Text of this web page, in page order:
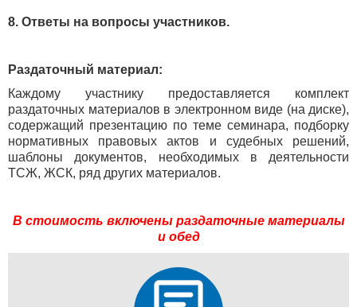
8. Ответы на вопросы участников.
Раздаточный материал:
Каждому участнику предоставляется комплект
раздаточных материалов в электронном виде (на диске),
содержащий презентацию по теме семинара, подборку
нормативных правовых актов и судебных решений,
шаблоны документов, необходимых в деятельности
ТСЖ, ЖСК, ряд других материалов.
В стоимость включены раздаточные материалы
и обед